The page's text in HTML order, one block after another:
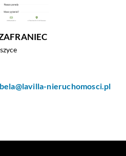
nieruchomosci.pl